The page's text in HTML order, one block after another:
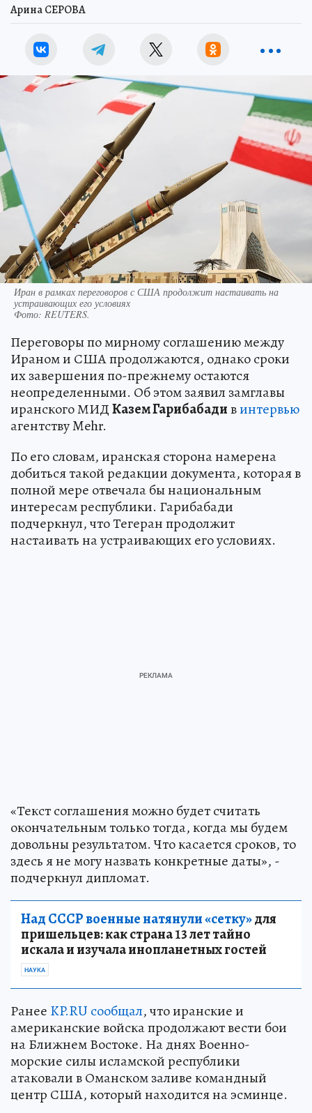
Арина СЕРОВА
Иран в рамках переговоров с США продолжит настаивать на
устраивающих его условиях
Фото: REUTERS.
Переговоры по мирному соглашению между
Ираном и США продолжаются, однако сроки
их завершения по-прежнему остаются
неопределенными. Об этом заявил замглавы
иранского МИДКазем Гарибабадивинтервью
агентству Mehr.
По его словам, иранская сторона намерена
добиться такой редакции документа, которая в
полной мере отвечала бы национальным
интересам республики. Гарибабади
подчеркнул, что Тегеран продолжит
настаивать на устраивающих его условиях.
«Текст соглашения можно будет считать
окончательным только тогда, когда мы будем
довольны результатом. Что касается сроков, то
здесь я не могу назвать конкретные даты», -
подчеркнул дипломат.
Над СССР военные натянули «сетку»для
пришельцев: как страна 13 лет тайно
искала и изучала инопланетных гостей
НАУКА
Ранее KP.RU сообщал, что иранские и
американские войска продолжают вести бои
на Ближнем Востоке. На днях Военно-
морские силы исламской республики
атаковали в Оманском заливе командный
центр США, который находится на эсминце.